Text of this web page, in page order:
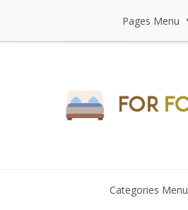
Pages Menu
Categories Menu